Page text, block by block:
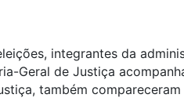
integrantes da
Geral de Justiça
também